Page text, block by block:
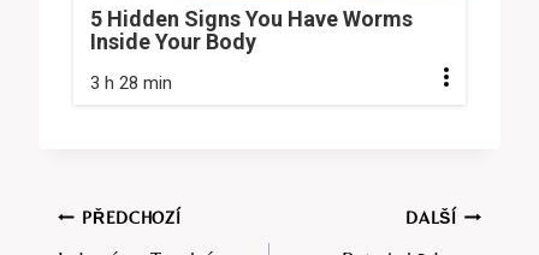
5 Hidden Signs You Have Worms
Inside Your Body
3 h 28 min
Navigace
PŘEDCHOZÍ DALŠÍ